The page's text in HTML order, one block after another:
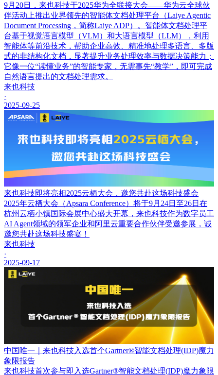
9月20日，来也科技于2025华为全联接大会——华为云全球伙
伴活动上推出业界领先的智能体文档处理平台（Laiye Agentic
Document Processing，简称Laiye ADP）。智能体文档处理平
台基于视觉语言模型（VLM）和大语言模型（LLM），利用
智能体等前沿技术，帮助企业高效、精准地处理多语言、多版
式的非结构化文档，显著提升业务处理效率与数据决策能力；
它像一位“读懂业务”的智能专家，无需事先“教学”，即可完成
自然语言提出的文档处理需求。
来也科技
·
2025-09-25
来也科技即将亮相2025云栖大会，邀您共赴这场科技盛会
2025年云栖大会（Apsara Conference）将于9月24日至26日在
杭州云栖小镇国际会展中心盛大开幕，来也科技作为数字员工
AI Agent领域的领军企业和阿里云重要合作伙伴受邀参展，诚
邀您共赴这场科技盛宴！
来也科技
·
2025-09-17
中国唯一｜来也科技入选首个Gartner®智能文档处理(IDP)魔力
象限报告
来也科技首次参与即入选Gartner®智能文档处理(IDP)魔力象限